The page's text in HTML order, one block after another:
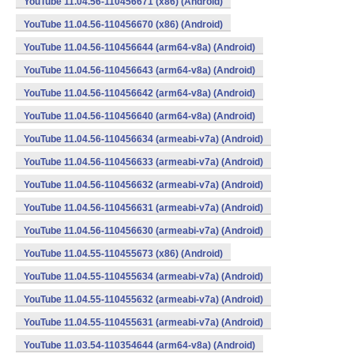
YouTube 11.04.56-110456670 (x86) (Android)
YouTube 11.04.56-110456644 (arm64-v8a) (Android)
YouTube 11.04.56-110456643 (arm64-v8a) (Android)
YouTube 11.04.56-110456642 (arm64-v8a) (Android)
YouTube 11.04.56-110456640 (arm64-v8a) (Android)
YouTube 11.04.56-110456634 (armeabi-v7a) (Android)
YouTube 11.04.56-110456633 (armeabi-v7a) (Android)
YouTube 11.04.56-110456632 (armeabi-v7a) (Android)
YouTube 11.04.56-110456631 (armeabi-v7a) (Android)
YouTube 11.04.56-110456630 (armeabi-v7a) (Android)
YouTube 11.04.55-110455673 (x86) (Android)
YouTube 11.04.55-110455634 (armeabi-v7a) (Android)
YouTube 11.04.55-110455632 (armeabi-v7a) (Android)
YouTube 11.04.55-110455631 (armeabi-v7a) (Android)
YouTube 11.03.54-110354644 (arm64-v8a) (Android)